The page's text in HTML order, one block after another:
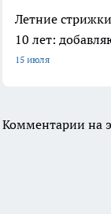
Летние
10 лет:
15 июля
Комментарии на